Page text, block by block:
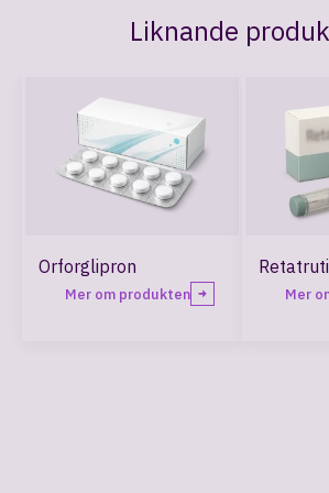
Ozempic
Liknande
Orforglipron
Mer om produkten Mer